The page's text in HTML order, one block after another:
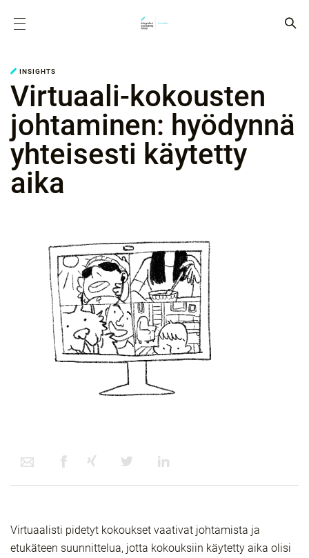
INSIGHTS
Virtuaali-kokousten
johtaminen: hyödynnä
yhteisesti käytetty
aika
Virtuaalisti pidetyt kokoukset vaativat johtamista ja
etukäteen suunnittelua, jotta kokouksiin käytetty aika olisi